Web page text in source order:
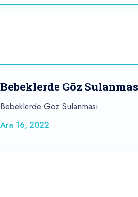
Bebeklerde Göz
Bebeklerde Göz Sulanması
Ara 16, 2022